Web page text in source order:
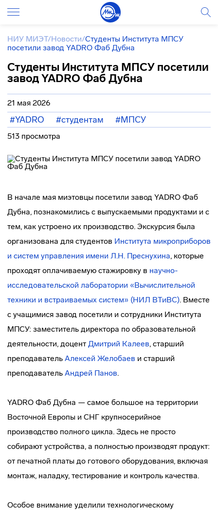
НИУ МИЭТ/Новости/Студенты Института МПСУ
посетили завод YADRO Фаб Дубна
Студенты Института МПСУ посетили
завод YADRO Фаб Дубна
21 мая 2026
#YADRO #студентам #МПСУ
513 просмотра
В начале мая миэтовцы посетили завод YADRO Фаб
Дубна, познакомились с выпускаемыми продуктами и с
тем, как устроено их производство. Экскурсия была
организована для студентов Института микроприборов
и систем управления имени Л.Н. Преснухина, которые
проходят оплачиваемую стажировку в научно-
исследовательской лаборатории «Вычислительной
техники и встраиваемых систем» (НИЛ ВТиВС). Вместе
с учащимися завод посетили и сотрудники Института
МПСУ: заместитель директора по образовательной
деятельности, доцент Дмитрий Калеев, старший
преподаватель Алексей Желобаев и старший
преподаватель Андрей Панов.
YADRO Фаб Дубна — самое большое на территории
Восточной Европы и СНГ крупносерийное
производство полного цикла. Здесь не просто
собирают устройства, а полностью производят продукт:
от печатной платы до готового оборудования, включая
монтаж, наладку, тестирование и контроль качества.
Особое внимание уделили технологическому